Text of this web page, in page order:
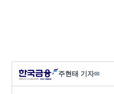
주현태 기자✉